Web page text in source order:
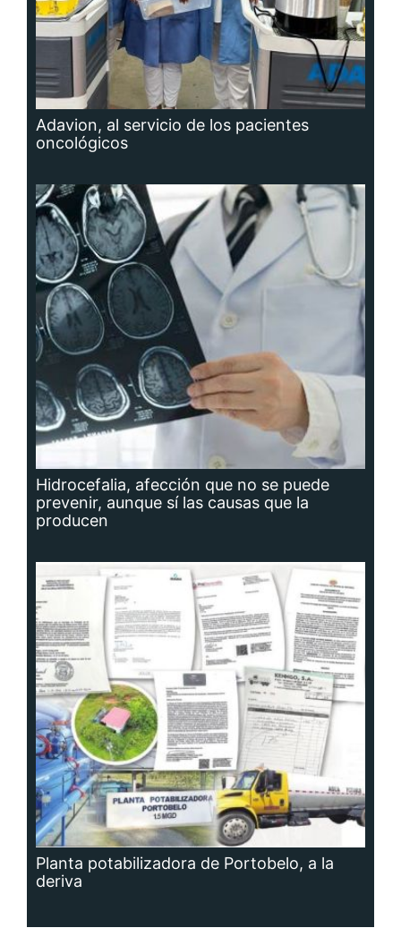
Adavion, al servicio de los pacientes
oncológicos
Hidrocefalia, afección que no se puede
prevenir, aunque sí las causas que la
producen
Planta potabilizadora de Portobelo, a la
deriva